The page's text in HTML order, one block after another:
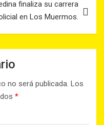
finaliza su carrera
en Los Muermos.
no será publicada. Los
*